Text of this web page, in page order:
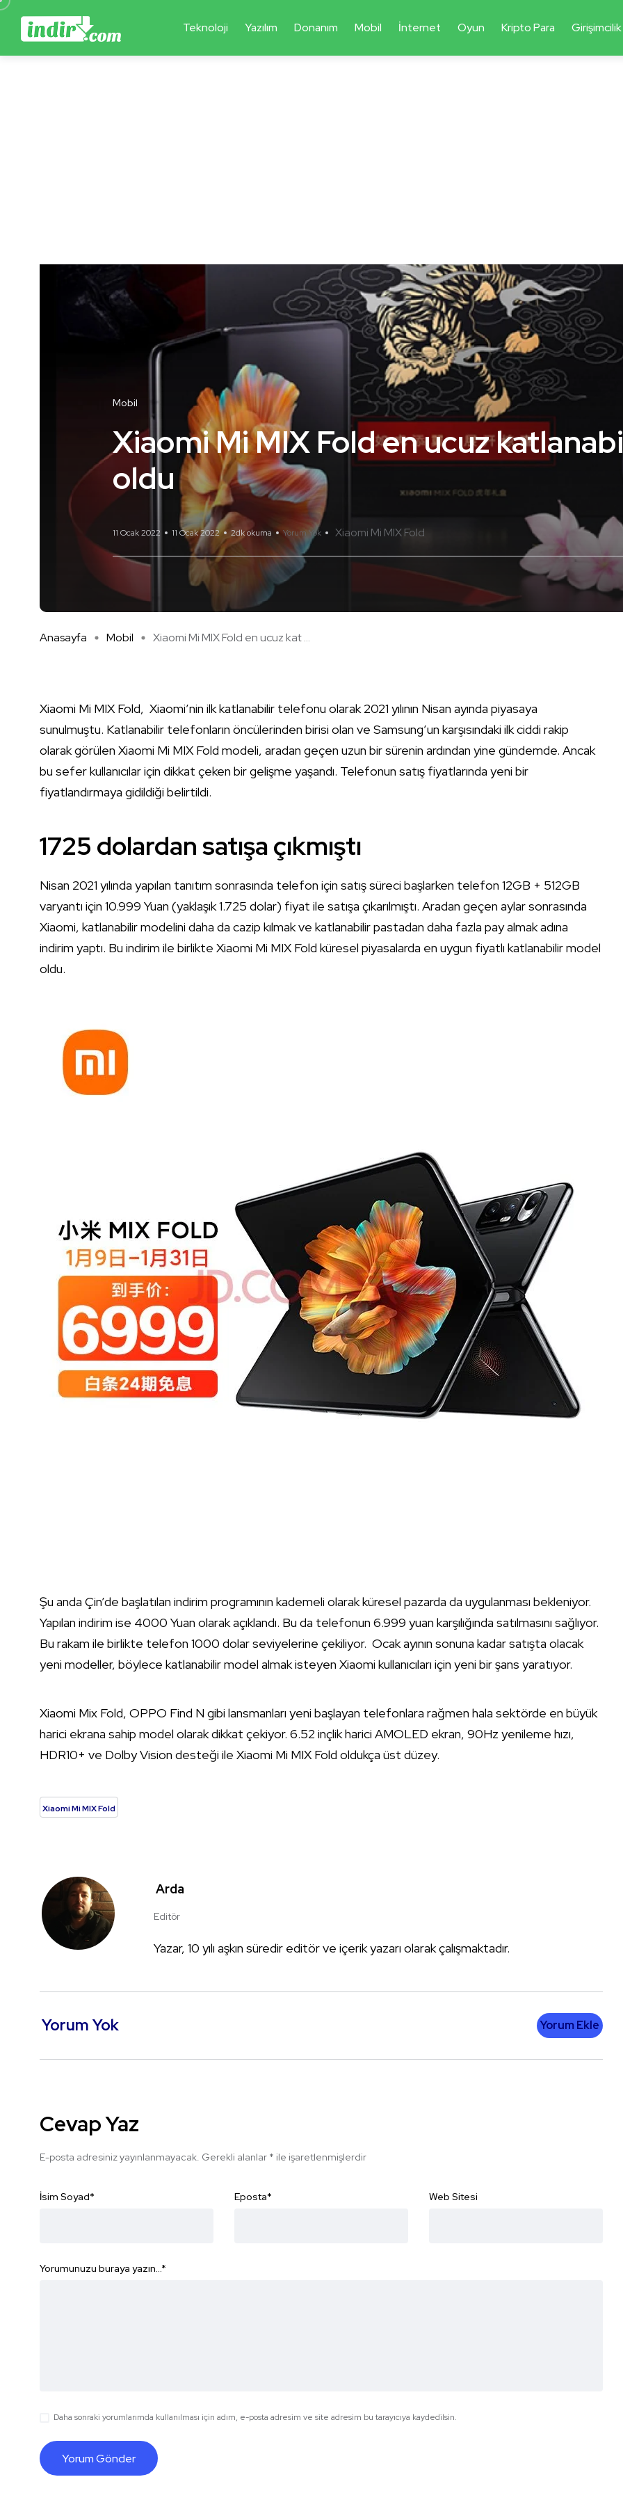
Teknoloji Yazılım Donanım Mobil İnternet Oyun Kripto Para Girişimcilik
Mobil
Xiaomi Mi MIX Fold en ucuz
oldu
11 Ocak 2022 11 Ocak 2022 2dk okuma Yorum Yok Xiaomi Mi MIX Fold
Anasayfa Mobil Xiaomi Mi MIX Fold en ucuz kat ...
Xiaomi Mi MIX Fold, Xiaomi’nin ilk katlanabilir telefonu olarak 2021 yılının Nisan ayında piyasaya
sunulmuştu. Katlanabilir telefonların öncülerinden birisi olan ve Samsung’un karşısındaki ilk ciddi rakip
olarak görülen Xiaomi Mi MIX Fold modeli, aradan geçen uzun bir sürenin ardından yine gündemde. Ancak
bu sefer kullanıcılar için dikkat çeken bir gelişme yaşandı. Telefonun satış fiyatlarında yeni bir
fiyatlandırmaya gidildiği belirtildi.
1725 dolardan satışa çıkmıştı
Nisan 2021 yılında yapılan tanıtım sonrasında telefon için satış süreci başlarken telefon 12GB + 512GB
varyantı için 10.999 Yuan (yaklaşık 1.725 dolar) fiyat ile satışa çıkarılmıştı. Aradan geçen aylar sonrasında
Xiaomi, katlanabilir modelini daha da cazip kılmak ve katlanabilir pastadan daha fazla pay almak adına
indirim yaptı. Bu indirim ile birlikte Xiaomi Mi MIX Fold küresel piyasalarda en uygun fiyatlı katlanabilir model
oldu.
Şu anda Çin’de başlatılan indirim programının kademeli olarak küresel pazarda da uygulanması bekleniyor.
Yapılan indirim ise 4000 Yuan olarak açıklandı. Bu da telefonun 6.999 yuan karşılığında satılmasını sağlıyor.
Bu rakam ile birlikte telefon 1000 dolar seviyelerine çekiliyor. Ocak ayının sonuna kadar satışta olacak
yeni modeller, böylece katlanabilir model almak isteyen Xiaomi kullanıcıları için yeni bir şans yaratıyor.
Xiaomi Mix Fold, OPPO Find N gibi lansmanları yeni başlayan telefonlara rağmen hala sektörde en büyük
harici ekrana sahip model olarak dikkat çekiyor. 6.52 inçlik harici AMOLED ekran, 90Hz yenileme hızı,
HDR10+ ve Dolby Vision desteği ile Xiaomi Mi MIX Fold oldukça üst düzey.
Xiaomi Mi MIX Fold
Arda
Editör
Yazar, 10 yılı aşkın süredir editör ve içerik yazarı olarak çalışmaktadır.
Yorum Yok Yorum Ekle
Cevap Yaz
E-posta adresiniz yayınlanmayacak. Gerekli alanlar * ile işaretlenmişlerdir
İsim Soyad* Eposta* Web Sitesi
Yorumunuzu buraya yazın...*
Daha sonraki yorumlarımda kullanılması için adım, e-posta adresim ve site adresim bu tarayıcıya kaydedilsin.